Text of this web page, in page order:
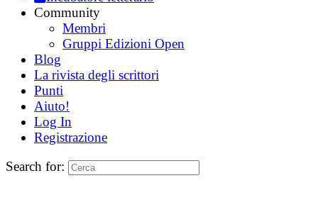
Community
Membri
Gruppi Edizioni Open
Blog
La rivista degli scrittori
Punti
Aiuto!
Log In
Registrazione
Search for: